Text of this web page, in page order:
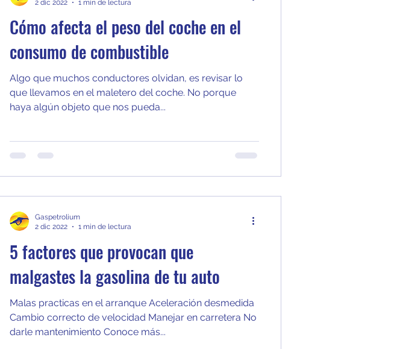
Cómo afecta el peso del coche en el
consumo de combustible
Algo que muchos conductores olvidan, es revisar lo
que llevamos en el maletero del coche. No porque
haya algún objeto que nos pueda...
2 dic 2022
1 min de lectura
5 factores que provocan que
malgastes la gasolina de tu auto
Malas practicas en el arranque Aceleración desmedida
Cambio correcto de velocidad Manejar en carretera No
darle mantenimiento Conoce más...
Gaspetrolium
2 dic 2022
1 min de lectura